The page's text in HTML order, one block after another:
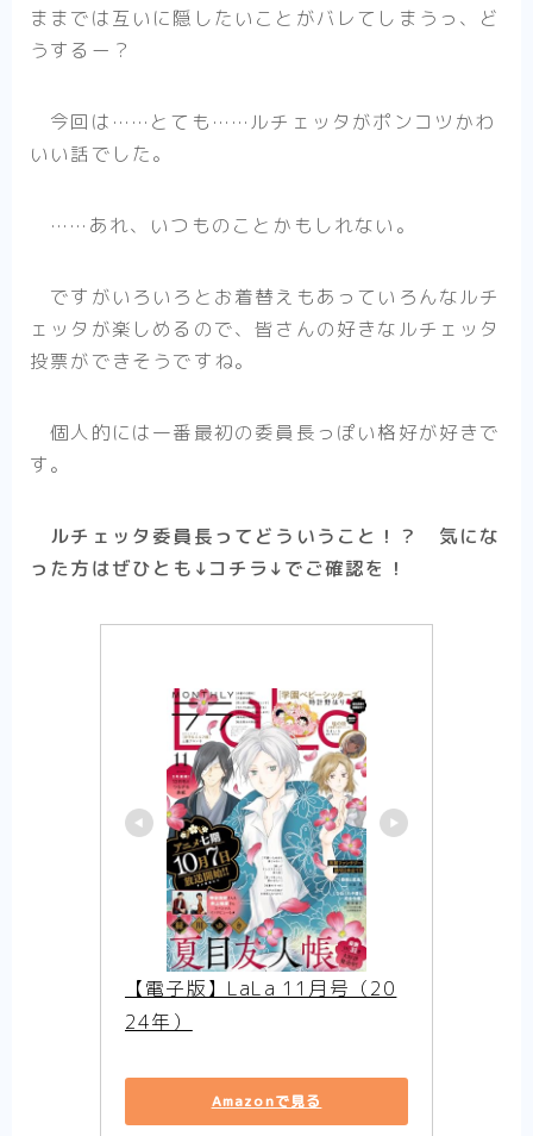
マッシュル-MASHLE-
不徳のギルド（アニメ）
逃げ上手の若君
【アニメ】史上最高の嘘つき勇者ヘルク
（Helck）の物語【まとめ】
【アニメ】筋肉はすべてを解決する！ なマ
ッシュル-MASHLE-の物語【まとめ】
ール）のネタバレ感想【アニメ-まとめ】
【WIND BREAKER】一人の孤独な少年が、
英雄になる話は好きですか？-はい好きです
【アニメ-ネタバレ感想まとめ】
町中のマスコットへ転職しました【アニメ-
【逃げ上手の若君】立ちふさがる辛く重い現
実に、少年は『逃げ』で戦う。【感想まと
【悪役令嬢転生おじさん】見た目は悪役令
嬢！ 中身は……おじさん！【アニメ-ネタバ
レ感想まとめ】
【転生悪女の黒歴史】胸に刺さって笑える黒
歴史ラブコメ【まとめ】
【婚約者は溺愛のふり】契約（ビジネス）か
ら始まる恋の感想【まとめ】
【死に戻り令嬢のルチェッタ】二度目の人
生、最悪な婚約者とはお別れしたい……はず
だけど？まとめ
【そのメイド、危険につき】優美で優秀で強
くて、男なメイドはいかがですか？【まと
ままでは互いに隠したいことがバレてしまうっ、ど
うするー？
今回は……とても……ルチェッタがポンコツかわ
いい話でした。
……あれ、いつものことかもしれない。
ですがいろいろとお着替えもあっていろんなルチ
ェッタが楽しめるので、皆さんの好きなルチェッタ
投票ができそうですね。
個人的には一番最初の委員長っぽい格好が好きで
す。
ルチェッタ委員長ってどういうこと！？ 気にな
った方はぜひとも↓コチラ↓でご確認を！
【電子版】LaLa 11月号（20
24年）
Amazonで見る